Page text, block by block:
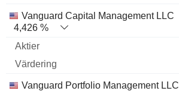
Vanguard Capital Management LLC
4,426 %
Vanguard Portfolio Management LLC